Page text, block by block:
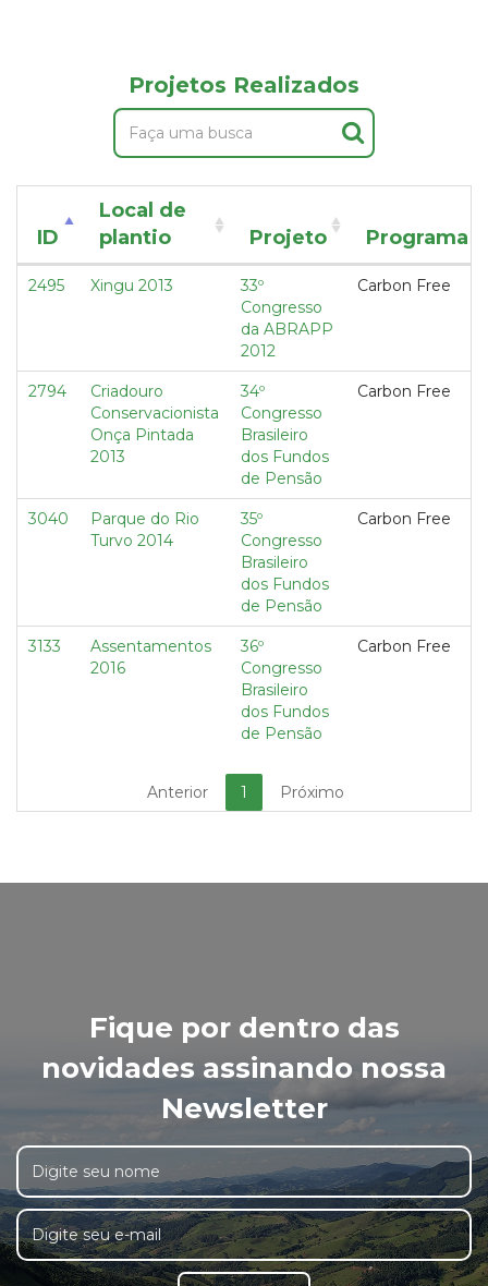
Projetos Realizados
ID
Local de
plantio
Projeto Programa
2495 Xingu 2013
33º
Congresso
da ABRAPP
2012
Carbon Free
2794
Criadouro
Conservacionista
Onça Pintada
2013
34º
Congresso
Brasileiro
dos Fundos
de Pensão
Carbon Free
3040
Parque do Rio
Turvo 2014
35º
Congresso
Brasileiro
dos Fundos
de Pensão
Carbon Free
3133
Assentamentos
2016
36º
Congresso
Brasileiro
dos Fundos
de Pensão
Carbon Free
Anterior 1 Próximo
Fique por dentro das
novidades assinando nossa
Newsletter